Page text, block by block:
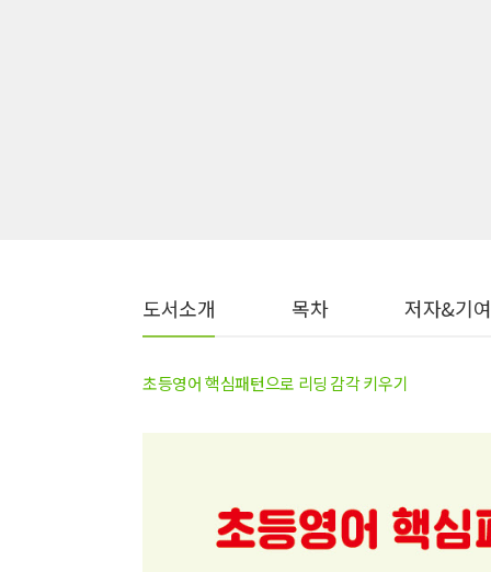
도서소개 목차 저자&기
초등영어 핵심패턴으로 리딩 감각 키우기